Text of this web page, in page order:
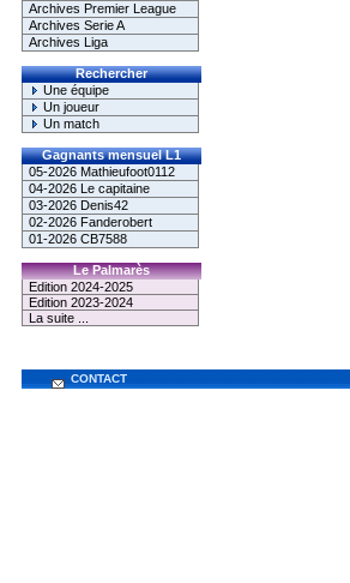
Archives Premier League
Archives Serie A
Archives Liga
Rechercher
Une équipe
Un joueur
Un match
Gagnants mensuel L1
05-2026 Mathieufoot0112
04-2026 Le capitaine
03-2026 Denis42
02-2026 Fanderobert
01-2026 CB7588
Le Palmarès
Edition 2024-2025
Edition 2023-2024
La suite ...
CONTACT